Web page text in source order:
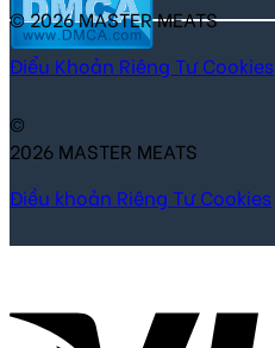
© 2026 MASTER MEATS
Điểu Khoản Riêng Tư Cookies
©
2026 MASTER MEATS
Điều khoản Riêng Tư Cookies